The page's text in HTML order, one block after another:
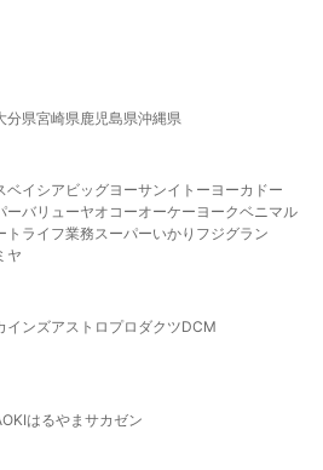
分県宮崎県鹿児島県沖縄県
ベイシア ビッグヨーサンイトーヨーカドー
ーバリューヤオコーオーケー ヨークベニマル
ト ライフ業務スーパーいかり フジグラン
ヤ
インズアストロプロダクツDCM
はるやま サカゼン